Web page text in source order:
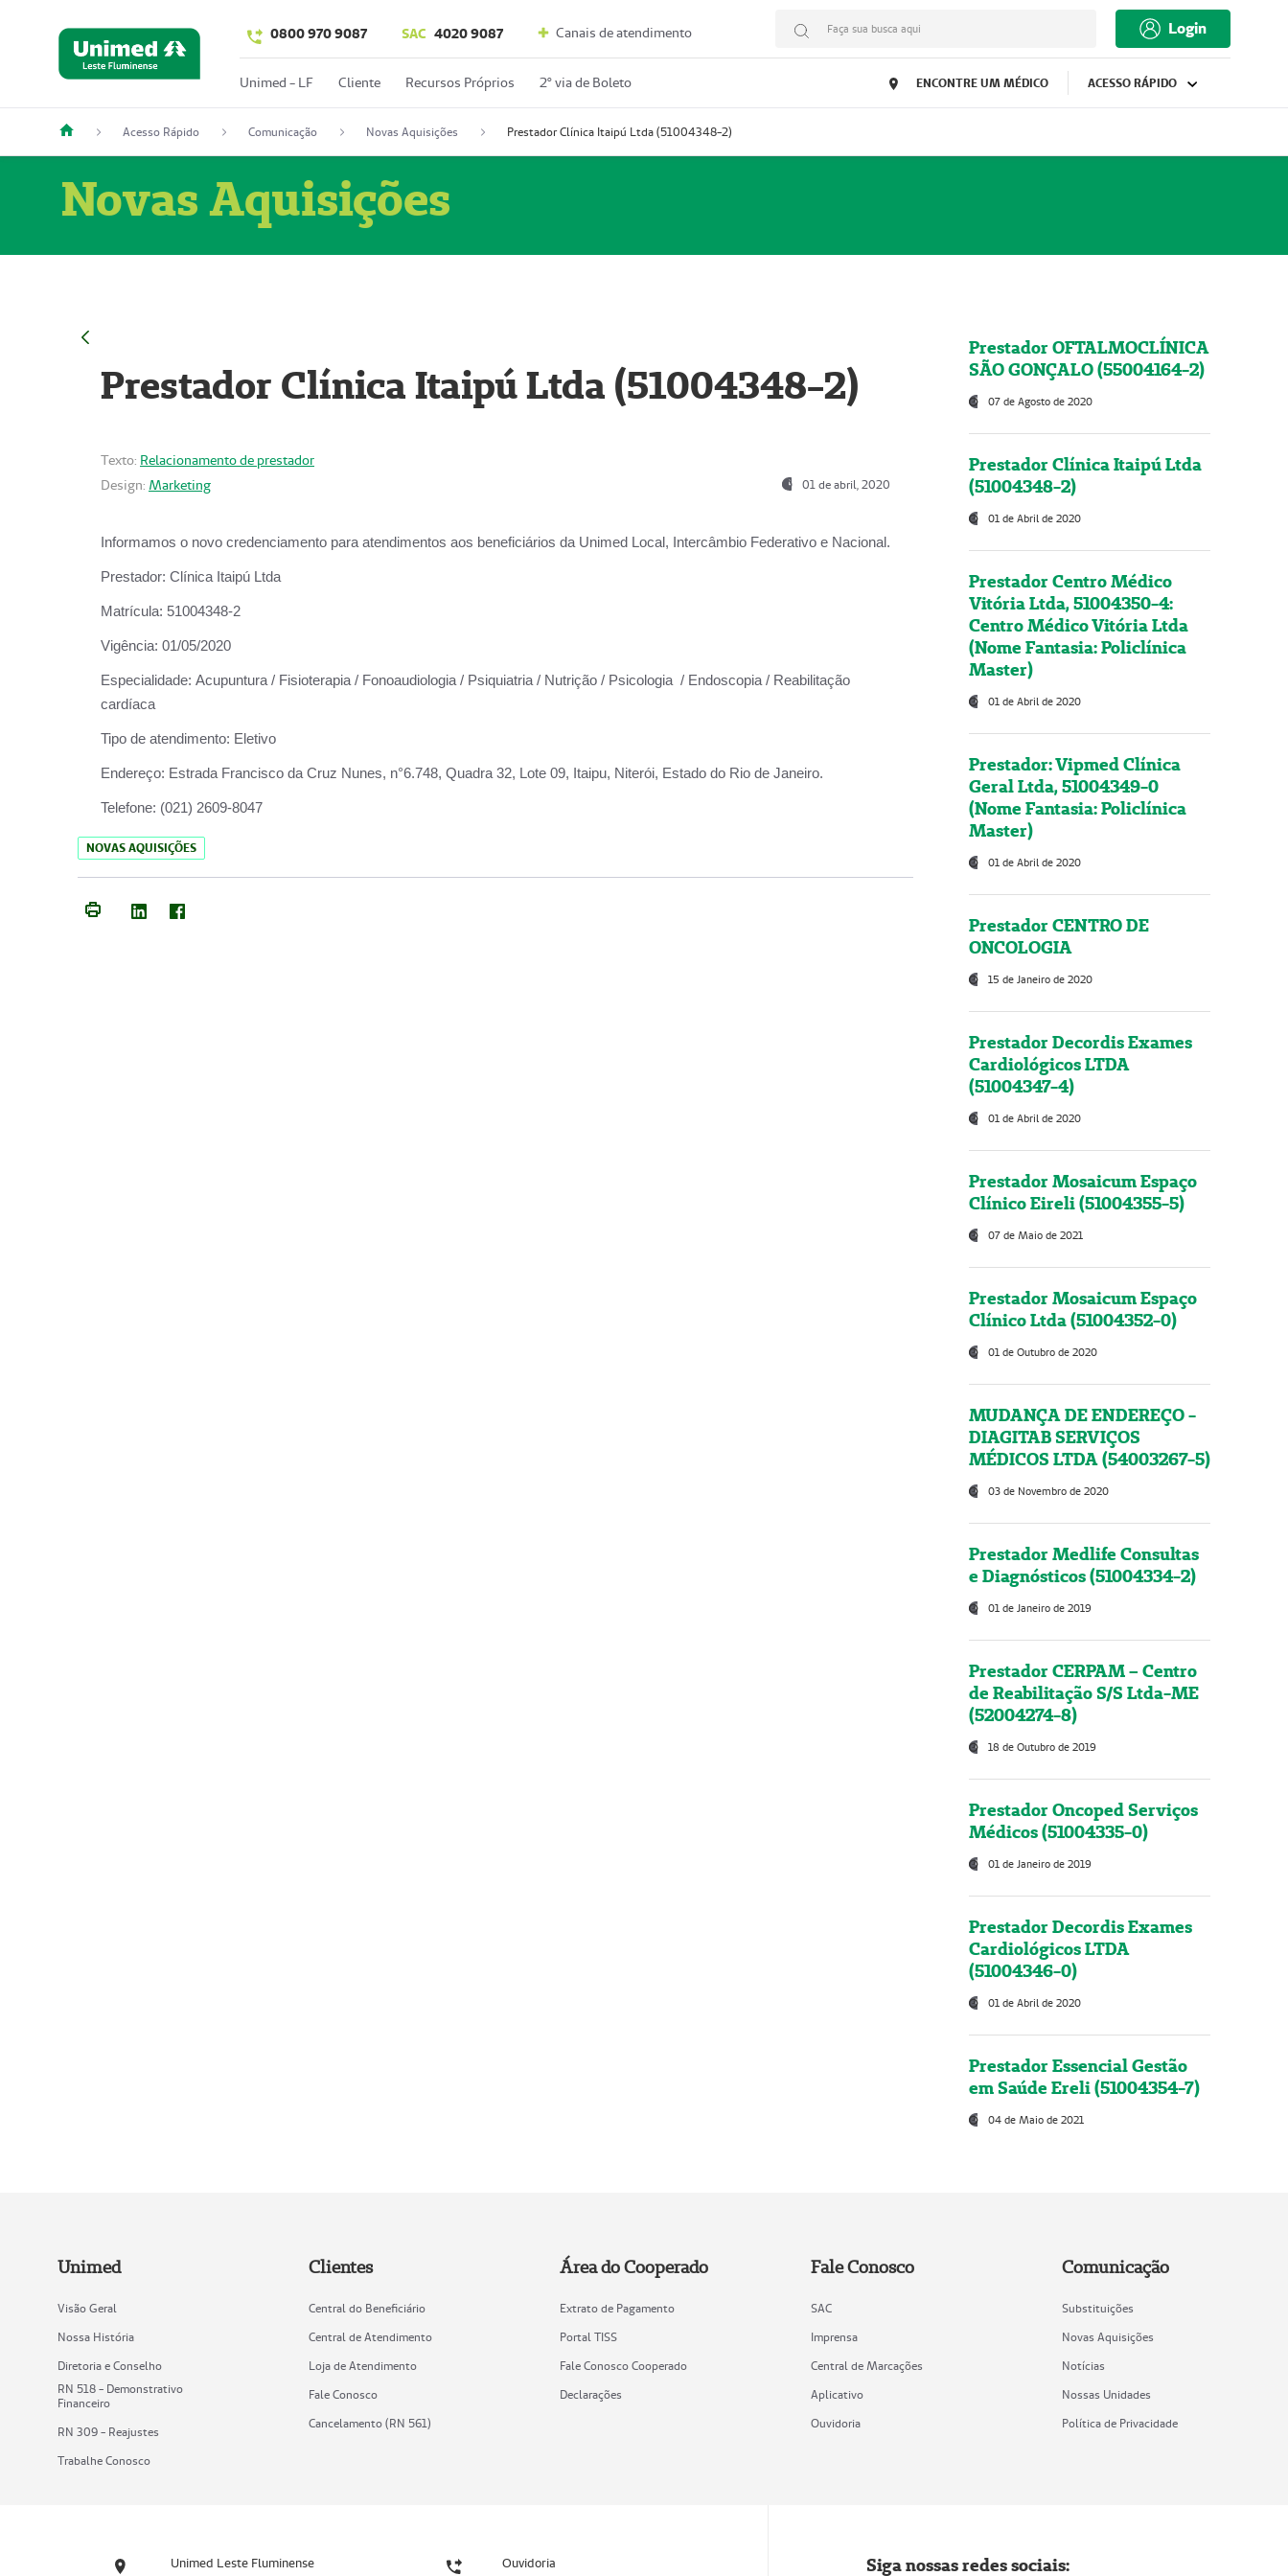
0800 970 9087 SAC 4020 9087 Canais de atendimento Faça sua busca aqui Login
Unimed - LF Cliente Recursos Próprios 2º via de Boleto ENCONTRE UM MÉDICO ACESSO RÁPIDO
Acesso Rápido Comunicação Novas Aquisições Prestador Clínica Itaipú Ltda (51004348-2)
Novas Aquisições
Prestador Clínica Itaipú Ltda (51004348-2)
Texto: Relacionamento de prestador
Design: Marketing 01 de abril, 2020
Informamos o novo credenciamento para atendimentos aos beneficiários da Unimed Local, Intercâmbio Federativo e Nacional.
Prestador: Clínica Itaipú Ltda
Matrícula: 51004348-2
Vigência: 01/05/2020
Especialidade: Acupuntura / Fisioterapia / Fonoaudiologia / Psiquiatria / Nutrição / Psicologia / Endoscopia / Reabilitação
cardíaca
Tipo de atendimento: Eletivo
Endereço: Estrada Francisco da Cruz Nunes, n°6.748, Quadra 32, Lote 09, Itaipu, Niterói, Estado do Rio de Janeiro.
Telefone: (021) 2609-8047
NOVAS AQUISIÇÕES
Prestador OFTALMOCLÍNICA
SÃO GONÇALO (55004164-2)
07 de Agosto de 2020
Prestador Clínica Itaipú Ltda
(51004348-2)
01 de Abril de 2020
Prestador Centro Médico
Vitória Ltda, 51004350-4:
Centro Médico Vitória Ltda
(Nome Fantasia: Policlínica
Master)
01 de Abril de 2020
Prestador: Vipmed Clínica
Geral Ltda, 51004349-0
(Nome Fantasia: Policlínica
Master)
01 de Abril de 2020
Prestador CENTRO DE
ONCOLOGIA
15 de Janeiro de 2020
Prestador Decordis Exames
Cardiológicos LTDA
(51004347-4)
01 de Abril de 2020
Prestador Mosaicum Espaço
Clínico Eireli (51004355-5)
07 de Maio de 2021
Prestador Mosaicum Espaço
Clínico Ltda (51004352-0)
01 de Outubro de 2020
MUDANÇA DE ENDEREÇO -
DIAGITAB SERVIÇOS
MÉDICOS LTDA (54003267-5)
03 de Novembro de 2020
Prestador Medlife Consultas
e Diagnósticos (51004334-2)
01 de Janeiro de 2019
Prestador CERPAM – Centro
de Reabilitação S/S Ltda-ME
(52004274-8)
18 de Outubro de 2019
Prestador Oncoped Serviços
Médicos (51004335-0)
01 de Janeiro de 2019
Prestador Decordis Exames
Cardiológicos LTDA
(51004346-0)
01 de Abril de 2020
Prestador Essencial Gestão
em Saúde Ereli (51004354-7)
04 de Maio de 2021
Unimed
Visão Geral
Nossa História
Diretoria e Conselho
RN 518 - Demonstrativo
Financeiro
RN 309 - Reajustes
Trabalhe Conosco
Clientes
Central do Beneficiário
Central de Atendimento
Loja de Atendimento
Fale Conosco
Cancelamento (RN 561)
Área do Cooperado
Extrato de Pagamento
Portal TISS
Fale Conosco Cooperado
Declarações
Fale Conosco
SAC
Imprensa
Central de Marcações
Aplicativo
Ouvidoria
Comunicação
Substituições
Novas Aquisições
Notícias
Nossas Unidades
Política de Privacidade
Unimed Leste Fluminense Ouvidoria Siga nossas redes sociais: